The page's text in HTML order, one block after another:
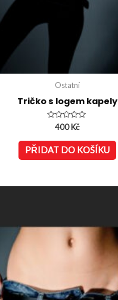
Ostatní
Tričko s logem kapely
Hodnocení
z
5
400Kč
PŘIDAT DO KOŠÍKU